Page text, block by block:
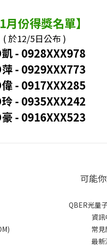
月份得獎名單】
( 於12/5日公布 )
- 0928XXX978
- 0929XXX773
- 0917XXX285
- 0935XXX242
- 0916XXX523
可能
QBER光量
資
常見
最新